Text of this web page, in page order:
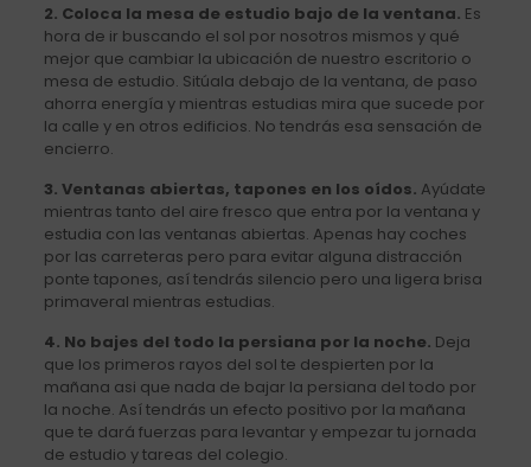
2. Coloca la mesa de estudio bajo de la ventana. Es
hora de ir buscando el sol por nosotros mismos y qué
mejor que cambiar la ubicación de nuestro escritorio o
mesa de estudio. Sitúala debajo de la ventana, de paso
ahorra energía y mientras estudias mira que sucede por
la calle y en otros edificios. No tendrás esa sensación de
encierro.
3. Ventanas abiertas, tapones en los oídos. Ayúdate
mientras tanto del aire fresco que entra por la ventana y
estudia con las ventanas abiertas. Apenas hay coches
por las carreteras pero para evitar alguna distracción
ponte tapones, así tendrás silencio pero una ligera brisa
primaveral mientras estudias.
4. No bajes del todo la persiana por la noche. Deja
que los primeros rayos del sol te despierten por la
mañana asi que nada de bajar la persiana del todo por
la noche. Así tendrás un efecto positivo por la mañana
que te dará fuerzas para levantar y empezar tu jornada
de estudio y tareas del colegio.